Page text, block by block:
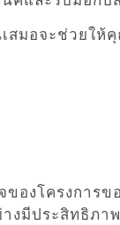
มอจะช่วยใ
องโครงการ
งมีประสิทธิภา